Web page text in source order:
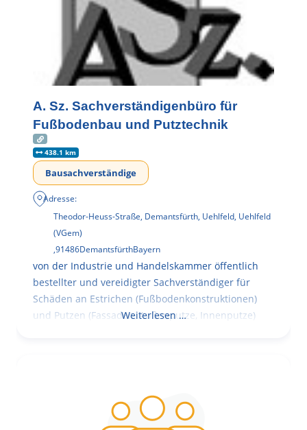
A. Sz. Sachverständigenbüro für
Fußbodenbau und Putztechnik
438.1 km
Bausachverständige
Adresse:
Theodor-Heuss-Straße, Demantsfürth, Uehlfeld, Uehlfeld
(VGem)
,91486DemantsfürthBayern
von der Industrie und Handelskammer öffentlich
bestellter und vereidigter Sachverständiger für
Schäden an Estrichen (Fußbodenkonstruktionen)
und Putzen (Fassaden, Außenputze, Innenputze)
Weiterlesen …